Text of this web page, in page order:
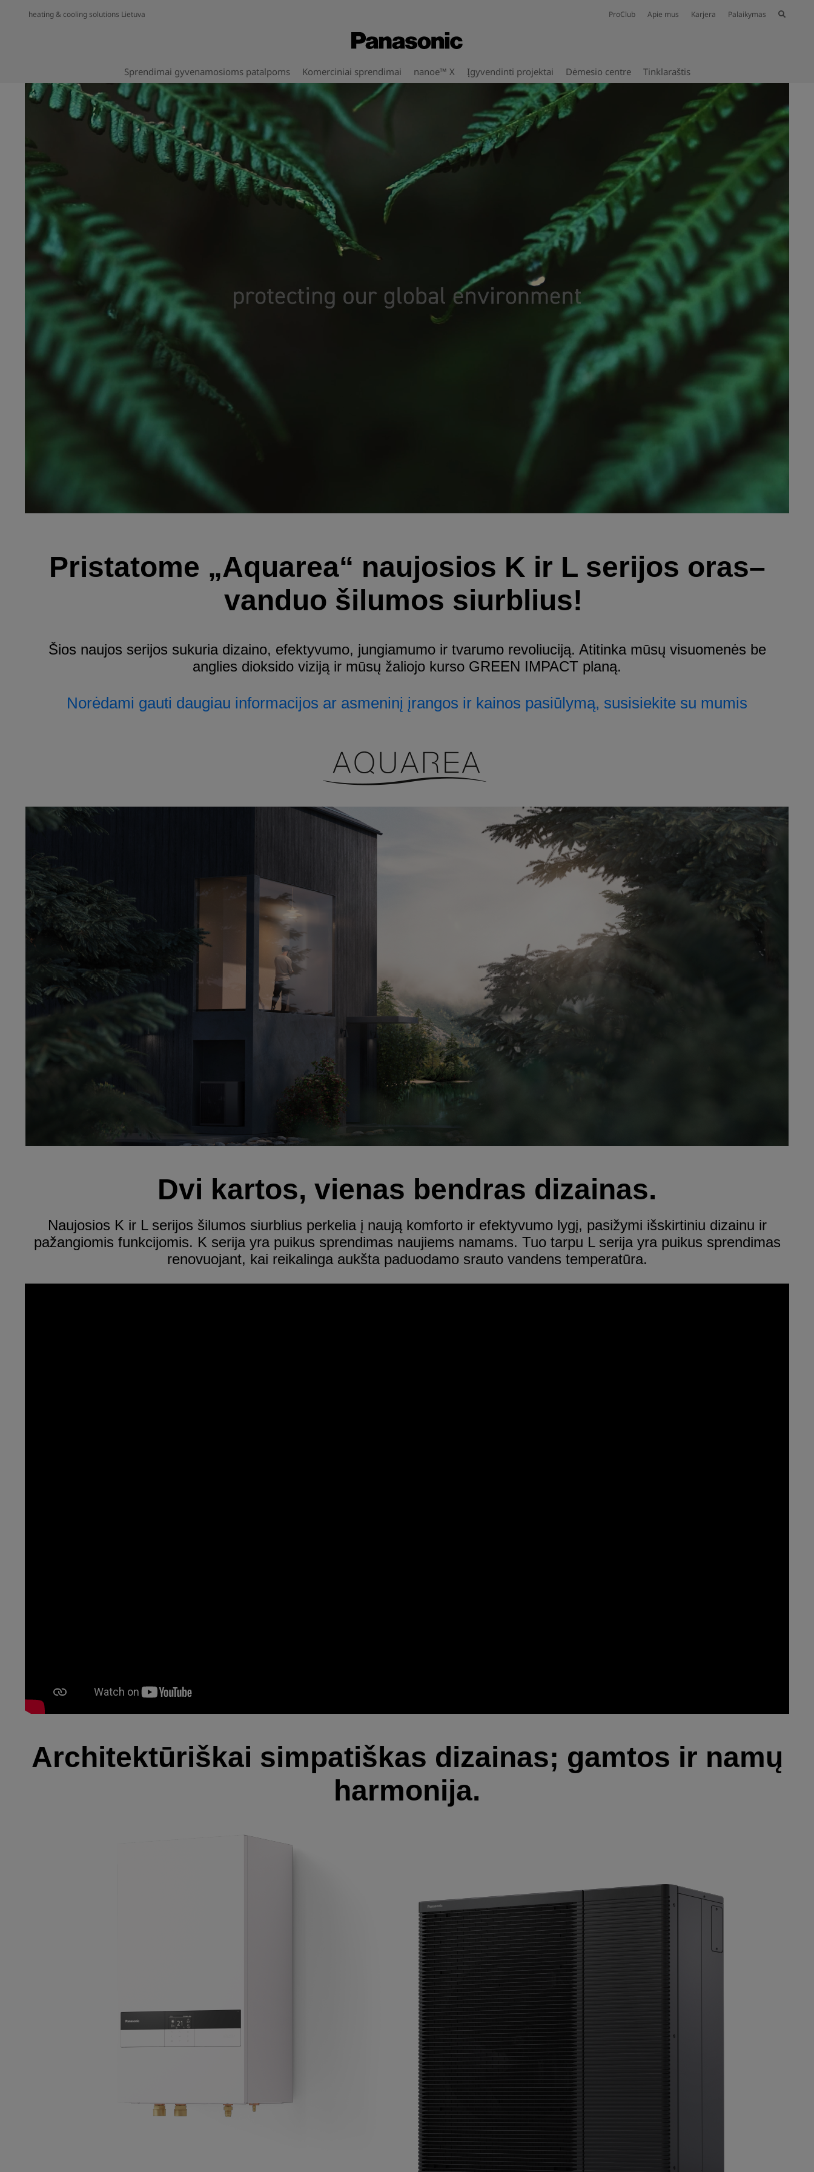
heating & cooling solutions Lietuva ProClub Apie mus Karjera Palaikymas
Sprendimai gyvenamosioms patalpoms Komerciniai sprendimai nanoe™ X Įgyvendinti projektai Dėmesio centre Tinklaraštis
Pristatome „Aquarea“ naujosios K ir L serijos oras–
vanduo šilumos siurblius!
Šios naujos serijos sukuria dizaino, efektyvumo, jungiamumo ir tvarumo revoliuciją. Atitinka mūsų visuomenės be
anglies dioksido viziją ir mūsų žaliojo kurso GREEN IMPACT planą.
Norėdami gauti daugiau informacijos ar asmeninį įrangos ir kainos pasiūlymą, susisiekite su mumis
Dvi kartos, vienas bendras dizainas.
Naujosios K ir L serijos šilumos siurblius perkelia į naują komforto ir efektyvumo lygį, pasižymi išskirtiniu dizainu ir
pažangiomis funkcijomis. K serija yra puikus sprendimas naujiems namams. Tuo tarpu L serija yra puikus sprendimas
renovuojant, kai reikalinga aukšta paduodamo srauto vandens temperatūra.
Architektūriškai simpatiškas dizainas; gamtos ir namų
harmonija.